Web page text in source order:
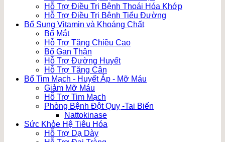
Hỗ Trợ Điều Trị Bệnh Thoái Hóa Khớp
Hỗ Trợ Điều Trị Bệnh Tiểu Đường
Bổ Sung Vitamin và Khoáng Chất
Bổ Mắt
Hỗ Trợ Tăng Chiều Cao
Bổ Gan Thận
Hỗ Trợ Đường Huyết
Hỗ Trợ Tăng Cân
Bổ Tim Mạch - Huyết Áp - Mỡ Máu
Giảm Mỡ Máu
Hỗ Trợ Tim Mạch
Phòng Bệnh Đột Quỵ -Tai Biến
Nattokinase
Sức Khỏe Hệ Tiêu Hóa
Hỗ Trợ Dạ Dày